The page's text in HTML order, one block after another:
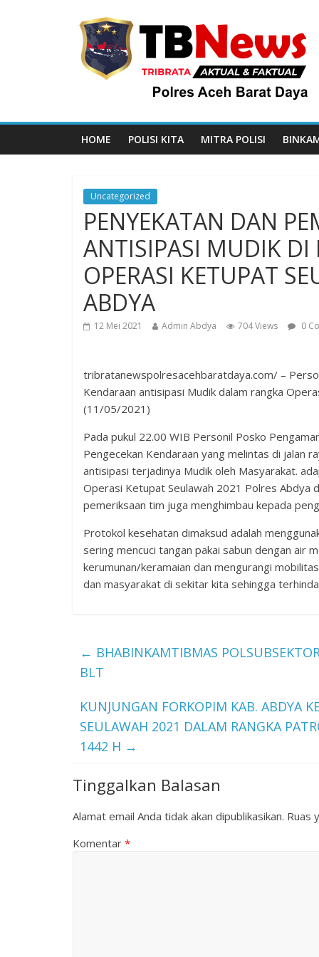
HOME POLISI KITA MITRA POLISI
Uncategorized
PENYEKATAN DAN
ANTISIPASI MUDIK
OPERASI KETUPAT
ABDYA
12 Mei 2021 Admin Abdya 704 Views 0
tribratanewspolresacehbaratdaya.com/ –
Kendaraan antisipasi Mudik dalam rangka
(11/05/2021)
Pada pukul 22.00 WIB Personil Posko
Pengecekan Kendaraan yang melintas di jalan
antisipasi terjadinya Mudik oleh Masyarakat.
Operasi Ketupat Seulawah 2021 Polres Abdya
pemeriksaan tim juga menghimbau kepada
Protokol kesehatan dimaksud adalah
sering mencuci tangan pakai sabun dengan air
kerumunan/keramaian dan mengurangi
dan masyarakat di sekitar kita sehingga
← BHABINKAMTIBMAS
BLT
KUNJUNGAN FORKOPIM KAB. ABDYA
SEULAWAH 2021 DALAM RANGKA
1442 H →
Tinggalkan Balasan
Alamat email Anda tidak akan dipublikasikan. Ruas
Komentar *